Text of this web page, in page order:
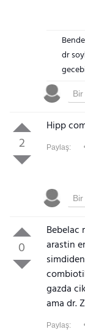
dr
2
Hipp
Paylaş:
0
Bebelac
arastin
gazda
ama dr.
Paylaş: